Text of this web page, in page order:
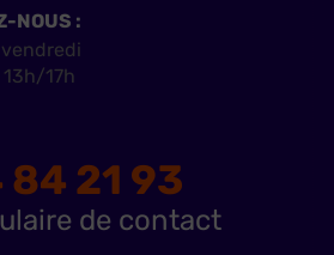
NOUS :
17h
84 21 93
de contact